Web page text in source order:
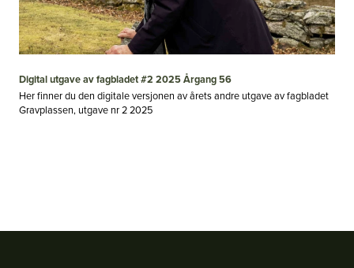
Digital utgave av fagbladet #2 2025 Årgang 56
Her finner du den digitale versjonen av årets andre utgave av fagbladet
Gravplassen, utgave nr 2 2025